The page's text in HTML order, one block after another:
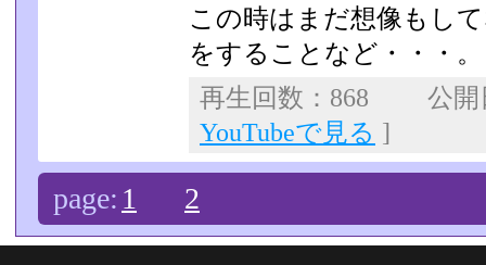
この時はまだ想像もし
をすることなど・・・。
再生回数：868 公
YouTubeで見る ]
page: 1 2